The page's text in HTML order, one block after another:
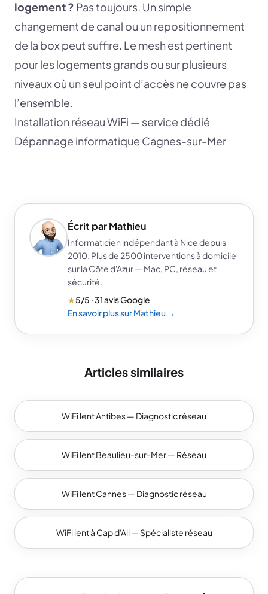
logement ? Pas toujours. Un simple
changement de canal ou un repositionnement
de la box peut suffire. Le mesh est pertinent
pour les logements grands ou sur plusieurs
niveaux où un seul point d’accès ne couvre pas
l’ensemble.
Installation réseau WiFi — service dédié
Dépannage informatique Cagnes-sur-Mer
Écrit par Mathieu
Informaticien indépendant à Nice depuis
2010. Plus de 2500 interventions à domicile
sur la Côte d'Azur — Mac, PC, réseau et
sécurité.
★5/5 · 31 avis Google
En savoir plus sur Mathieu →
Articles similaires
WiFi lent Antibes — Diagnostic réseau
WiFi lent Beaulieu-sur-Mer — Réseau
WiFi lent Cannes — Diagnostic réseau
WiFi lent à Cap d'Ail — Spécialiste réseau